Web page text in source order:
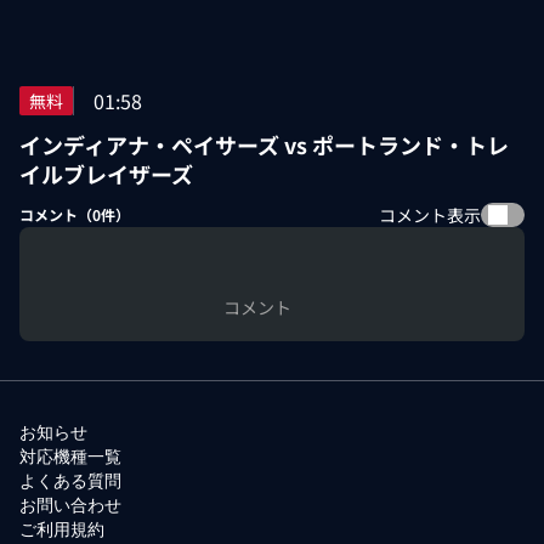
無料 01:58
インディアナ・ペイサーズ vs ポートランド・トレ
イルブレイザーズ
コメント（0件） コメント表示
コメント
お知らせ
対応機種一覧
よくある質問
お問い合わせ
ご利用規約